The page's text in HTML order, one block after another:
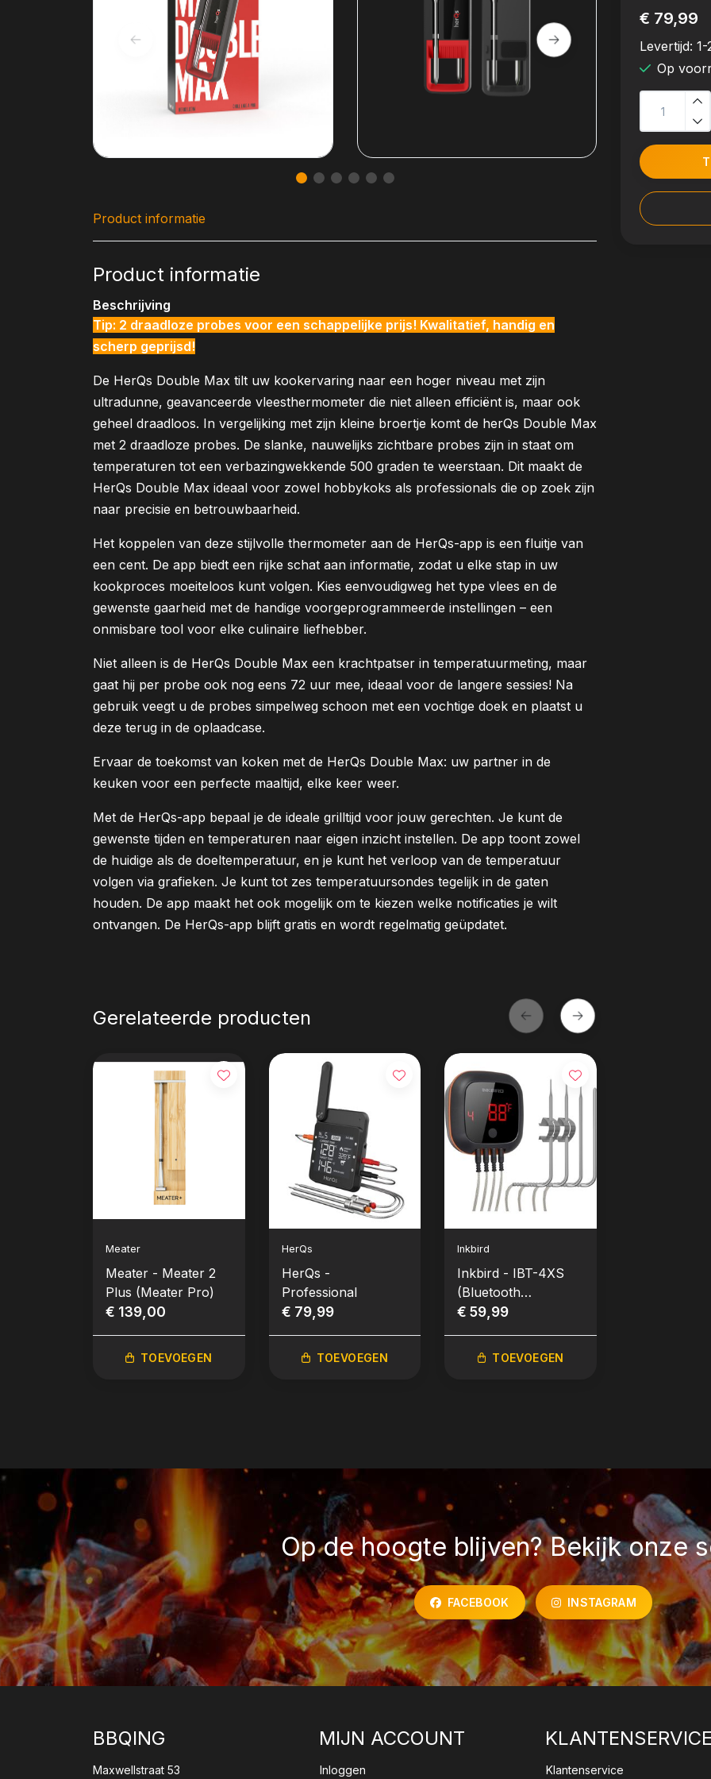
€ 79,99
Levertijd:
Op
Product informatie
Product informatie
Beschrijving
Tip: 2 draadloze probes voor een schappelijke prijs! Kwalitatief, handig en
scherp geprijsd!
De HerQs Double Max tilt uw kookervaring naar een hoger niveau met zijn
ultradunne, geavanceerde vleesthermometer die niet alleen efficiënt is, maar ook
geheel draadloos. In vergelijking met zijn kleine broertje komt de herQs Double Max
met 2 draadloze probes. De slanke, nauwelijks zichtbare probes zijn in staat om
temperaturen tot een verbazingwekkende 500 graden te weerstaan. Dit maakt de
HerQs Double Max ideaal voor zowel hobbykoks als professionals die op zoek zijn
naar precisie en betrouwbaarheid.
Het koppelen van deze stijlvolle thermometer aan de HerQs-app is een fluitje van
een cent. De app biedt een rijke schat aan informatie, zodat u elke stap in uw
kookproces moeiteloos kunt volgen. Kies eenvoudigweg het type vlees en de
gewenste gaarheid met de handige voorgeprogrammeerde instellingen – een
onmisbare tool voor elke culinaire liefhebber.
Niet alleen is de HerQs Double Max een krachtpatser in temperatuurmeting, maar
gaat hij per probe ook nog eens 72 uur mee, ideaal voor de langere sessies! Na
gebruik veegt u de probes simpelweg schoon met een vochtige doek en plaatst u
deze terug in de oplaadcase.
Ervaar de toekomst van koken met de HerQs Double Max: uw partner in de
keuken voor een perfecte maaltijd, elke keer weer.
Met de HerQs-app bepaal je de ideale grilltijd voor jouw gerechten. Je kunt de
gewenste tijden en temperaturen naar eigen inzicht instellen. De app toont zowel
de huidige als de doeltemperatuur, en je kunt het verloop van de temperatuur
volgen via grafieken. Je kunt tot zes temperatuursondes tegelijk in de gaten
houden. De app maakt het ook mogelijk om te kiezen welke notificaties je wilt
ontvangen. De HerQs-app blijft gratis en wordt regelmatig geüpdatet.
Gerelateerde producten
Meater
Meater - Meater 2
Plus (Meater Pro)
€ 139,00
TOEVOEGEN
HerQs
HerQs -
Professional
€ 79,99
TOEVOEGEN
Inkbird
Inkbird - IBT-4XS
(Bluetooth
Thermometer)
€ 59,99
TOEVOEGEN
Op de hoogte blijven? Bekijk onze
FACEBOOK INSTAGRAM
BBQING
Maxwellstraat 53
MIJN ACCOUNT
Inloggen Klantenservice